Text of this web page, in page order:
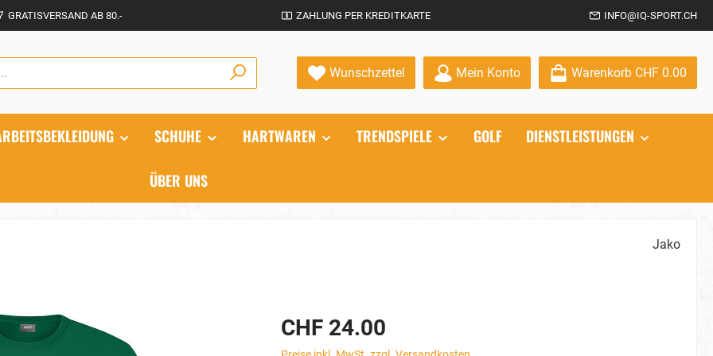
GRATISVERSAND AB 80.- ZAHLUNG PER KREDITKARTE INFO@IQ-SPORT.CH
Wunschzettel Du hast 0 Produkte auf dem Merkzettel
Mein Konto Warenkorb CHF 0.00
SCHUHE HARTWAREN TRENDSPIELE GOLF DIENSTLEISTUNGEN
ÜBER UNS
Jako
CHF 24.00